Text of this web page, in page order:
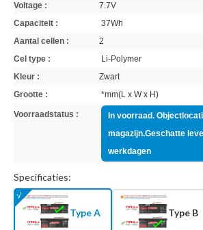
Voltage :
7.7V
Capaciteit :
37Wh
Aantal cellen :
2
Cel type :
Li-Polymer
Kleur :
Zwart
Grootte :
*mm(L x W x H)
Voorraadstatus :
In voorraad.
magazijn.Geschatte
werkdagen
Specificaties:
Type A Type B